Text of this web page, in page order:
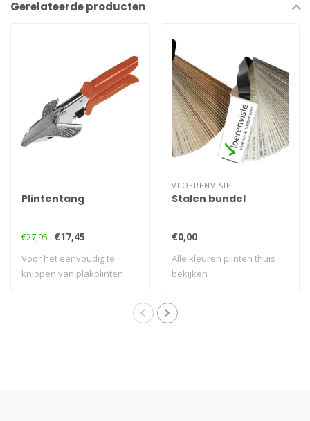
Gerelateerde producten
Plintentang
€27,95 €17,45
Voor het eenvoudig te
knippen van plakplinten
VLOERENVISIE
Stalen bundel
€0,00
Alle kleuren plinten thuis
bekijken